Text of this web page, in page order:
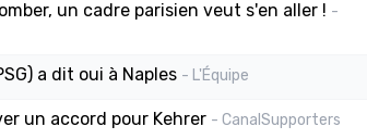
un cadre parisien veut s'en aller ! -
a dit oui à Naples - L'Équipe
un accord pour Kehrer - CanalSupporters